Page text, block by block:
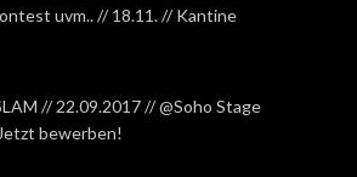
uvm.. // 18.11. // Kantine
// 22.09.2017 // @Soho Stage
bewerben!